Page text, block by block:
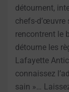
détournent,
chefs-d’œuvre
rencontrent le
détourne les
Lafayette
connaissez
sain »…